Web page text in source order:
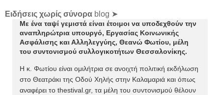
Ειδήσεις χωρίς σύνορα blog ➤
Mε ένα ταψί γεμιστά είναι έτοιμοι να υποδεχθούν την
αναπληρώτρια υπουργό, Εργασίας Κοινωνικής
Ασφάλισης και Αλληλεγγύης, Θεανώ Φωτίου, μέλη
του συντονισμού συλλογικοτήτων Θεσσαλονίκης.
H κ. Φωτίου είναι ομιλήτρια σε ανοιχτή πολιτική εκδήλωση
στο Θεατράκι της Οδού Χηλής στην Καλαμαριά και όπως
αναφέρει το thestival.gr, τα μέλη του συντονισμού θέλουν